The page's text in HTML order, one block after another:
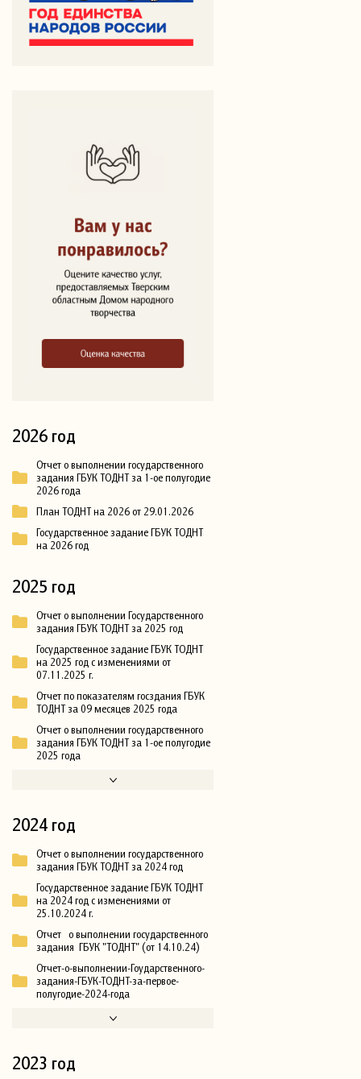
2026 год
Отчет о выполнении государственного
задания ГБУК ТОДНТ за 1-ое полугодие
2026 года
План ТОДНТ на 2026 от 29.01.2026
Государственное задание ГБУК ТОДНТ
на 2026 год
2025 год
Отчет о выполнении Государственного
задания ГБУК ТОДНТ за 2025 год
Государственное задание ГБУК ТОДНТ
на 2025 год с изменениями от
07.11.2025 г.
Отчет по показателям госздания ГБУК
ТОДНТ за 09 месяцев 2025 года
Отчет о выполнении государственного
задания ГБУК ТОДНТ за 1-ое полугодие
2025 года
2024 год
Отчет о выполнении государственного
задания ГБУК ТОДНТ за 2024 год
Государственное задание ГБУК ТОДНТ
на 2024 год с изменениями от
25.10.2024 г.
Отчет о выполнении государственного
задания ГБУК "ТОДНТ" (от 14.10.24)
Отчет-о-выполнении-Гоударственного-
задания-ГБУК-ТОДНТ-за-первое-
полугодие-2024-года
2023 год